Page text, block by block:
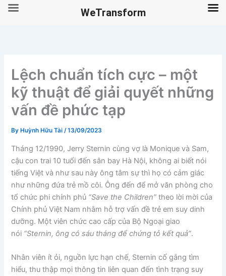
Lệch chuẩn tích cực – một
kỹ thuật để giải quyết những
vấn đề phức tạp
By Huỳnh Hữu Tài/13/09/2023
Tháng 12/1990, Jerry Sternin cùng vợ là Monique và Sam,
cậu con trai 10 tuổi đến sân bay Hà Nội, không ai biết nói
tiếng Việt và như sau này ông tâm sự thì họ có cảm giác
như những đứa trẻ mồ côi. Ông đến để mở văn phòng cho
tổ chức phi chính phủ “Save the Children” theo lời mời của
Chính phủ Việt Nam nhằm hỗ trợ vấn đề trẻ em suy dinh
dưỡng. Một viên chức cao cấp của Bộ Ngoại giao
nói “Sternin, ông có sáu tháng để chứng tỏ kết quả”.
Nhân viên ít ỏi, nguồn lực hạn chế, Sternin cố gắng tìm
hiểu, thu thập mọi thông tin liên quan đến tình trạng suy
WeTransform